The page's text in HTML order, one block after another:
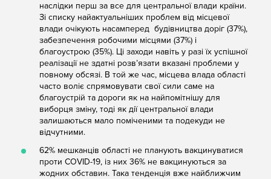
наслідки перш за все для центральної влади країни.
Зі списку найактуальніших проблем від місцевої
влади очікують насамперед будівництва доріг (37%),
забезпечення робочими місцями (37%) і
благоустрою (35%). Ці заходи навіть у разі їх успішної
реалізації не здатні розв’язати вказані проблеми у
повному обсязі. В той же час, місцева влада області
часто воліє спрямовувати свої сили саме на
благоустрій та дороги як на найпомітнішу для
виборця зміну, тоді як дії центральної влади
залишаються мало поміченими та подекуди не
відчутними.
62% мешканців області не планують вакцинуватися
проти COVID-19, із них 36% не вакцинуються за
жодних обставин. Така тенденція вже найближчим